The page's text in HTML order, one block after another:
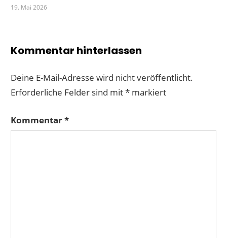
19. Mai 2026
Kommentar hinterlassen
Deine E-Mail-Adresse wird nicht veröffentlicht.
Erforderliche Felder sind mit* markiert
Kommentar*